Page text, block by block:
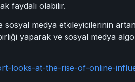
faydalı olabilir.
medya etkileyicilerinin
yaparak ve sosyal medya
looks-at-the-rise-of-online-